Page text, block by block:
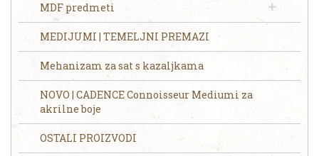
MDF predmeti
MEDIJUMI | TEMELJNI PREMAZI
Mehanizam za sat s kazaljkama
NOVO | CADENCE Connoisseur Mediumi za
akrilne boje
OSTALI PROIZVODI